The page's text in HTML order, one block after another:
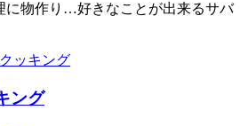
に物作り…好きなことが出来るサバ
ング